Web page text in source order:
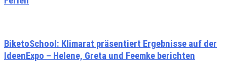
BiketoSchool: Klimarat präsentiert Ergebnisse auf der
IdeenExpo – Helene, Greta und Feemke berichten